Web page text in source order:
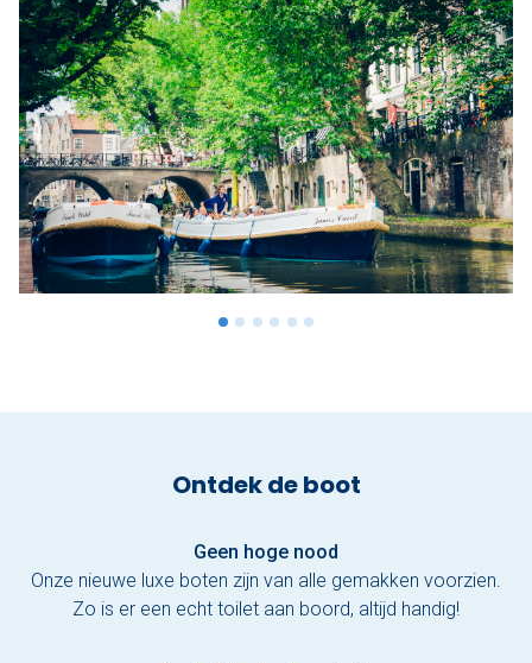
Ontdek de boot
Geen hoge nood
Onze nieuwe luxe boten zijn van alle gemakken voorzien.
Zo is er een echt toilet aan boord, altijd handig!